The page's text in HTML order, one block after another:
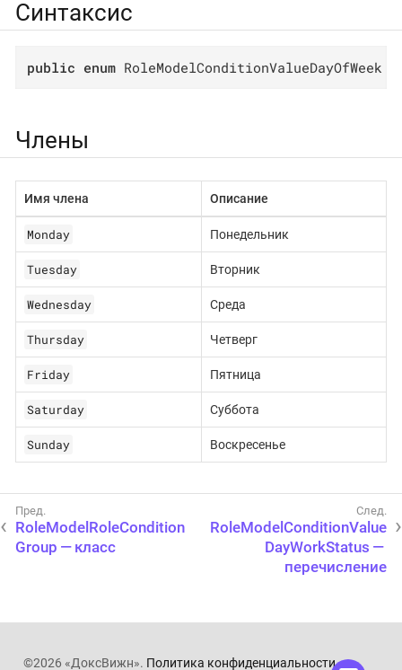
Синтаксис
public enum RoleModelConditionValueDayOfWeek
Члены
Имя члена Описание
Monday Понедельник
Tuesday Вторник
Wednesday Среда
Thursday Четверг
Friday Пятница
Saturday Суббота
Sunday Воскресенье
RoleModelRoleCondition
Group — класс
RoleModelConditionValue
DayWorkStatus —
перечисление
©2026 «ДоксВижн». Политика конфиденциальности.